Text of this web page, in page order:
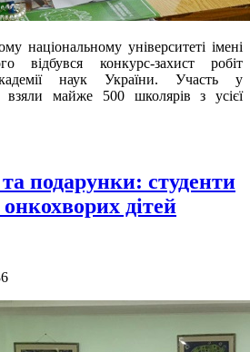
національному університеті імені
відбувся конкурс-захист робіт
наук України. Участь у
взяли майже 500 школярів з усієї
подарунки: студенти
дітей